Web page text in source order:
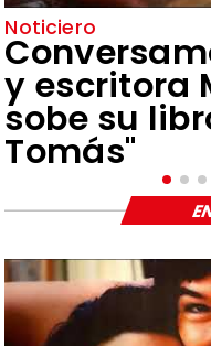
Noticiero
y escritora
sobe su
Tomás"